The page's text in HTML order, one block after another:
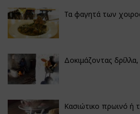
Τα φαγητά των
Δοκιμάζοντας δρίλλα,
Κασιώτικο πρωινό ή